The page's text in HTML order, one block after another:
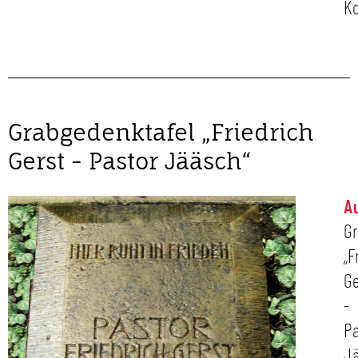
Grabgedenktafel „Friedrich
Gerst - Pastor Jääsch“
-